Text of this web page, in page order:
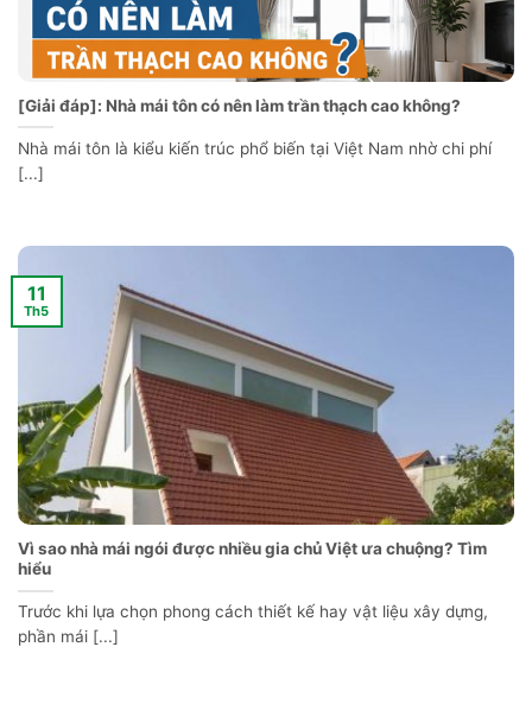
[Giải đáp]: Nhà mái tôn có nên làm trần thạch cao không?
Nhà mái tôn là kiểu kiến trúc phổ biến tại Việt Nam nhờ chi phí
[...]
Vì sao nhà mái ngói được nhiều gia chủ Việt ưa chuộng? Tìm
hiểu
Trước khi lựa chọn phong cách thiết kế hay vật liệu xây dựng,
phần mái [...]
11
Th5